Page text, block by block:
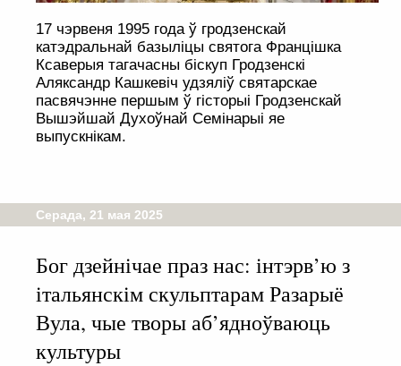
17 чэрвеня 1995 года ў гродзенскай
катэдральнай базыліцы святога Францішка
Ксаверыя тагачасны біскуп Гродзенскі
Аляксандр Кашкевіч удзяліў святарскае
пасвячэнне першым ў гісторыі Гродзенскай
Вышэйшай Духоўнай Семінарыі яе
выпускнікам.
Серада, 21 мая 2025
Бог дзейнічае праз нас: інтэрв’ю з
італьянскім скульптарам Разарыё
Вула, чые творы аб’ядноўваюць
культуры